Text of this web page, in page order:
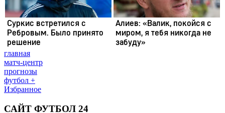
главная
матч-центр
прогнозы
футбол +
Избранное
САЙТ ФУТБОЛ 24